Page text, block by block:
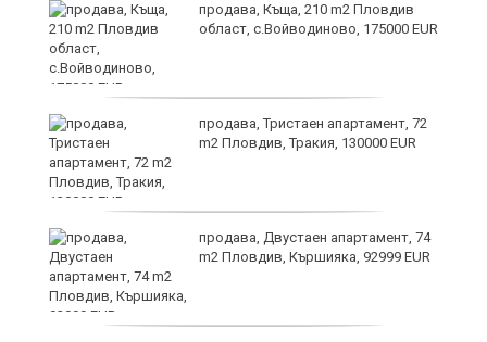
продава, Къща, 210 m2 Пловдив
област, с.Войводиново, 175000 EUR
продава, Тристаен апартамент, 72
m2 Пловдив, Тракия, 130000 EUR
продава, Двустаен апартамент, 74
m2 Пловдив, Кършияка, 92999 EUR